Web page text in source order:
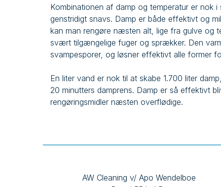
Kombinationen af damp og temperatur er nok i
genstridigt snavs. Damp er både effektivt og
kan man rengøre næsten alt, lige fra gulve og
svært tilgængelige fuger og sprækker. Den
svampesporer, og løsner effektivt alle former
En liter vand er nok til at skabe 1.700 liter
20 minutters damprens. Damp er så effektivt
rengøringsmidler næsten overflødige.
AW Cleaning v/ Apo Wendelboe